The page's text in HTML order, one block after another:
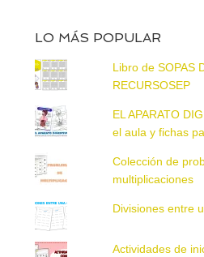
LO MÁS POPULAR
Libro de SOPAS
RECURSOSEP
EL APARATO
el aula y fichas
Colección de
multiplicaciones
Divisiones entre
Actividades de